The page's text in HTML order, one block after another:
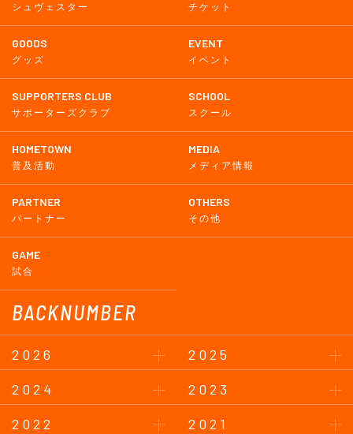
シュヴェスター チケット
GOODS
グッズ
EVENT
イベント
SUPPORTERS CLUB
サポーターズクラブ
SCHOOL
スクール
HOMETOWN
普及活動
MEDIA
メディア情報
PARTNER
パートナー
OTHERS
その他
GAME
試合
BACKNUMBER
2026
2025
2024
2023
2022
2021